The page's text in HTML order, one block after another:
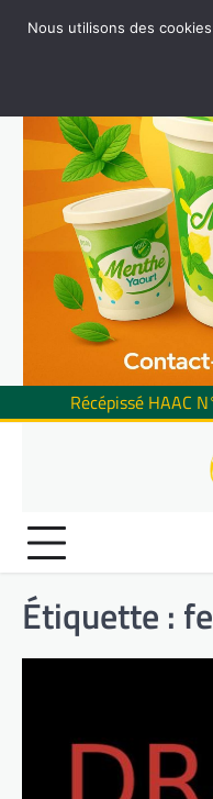
Récépissé HAAC
Étiquette :
Nous utilisons des